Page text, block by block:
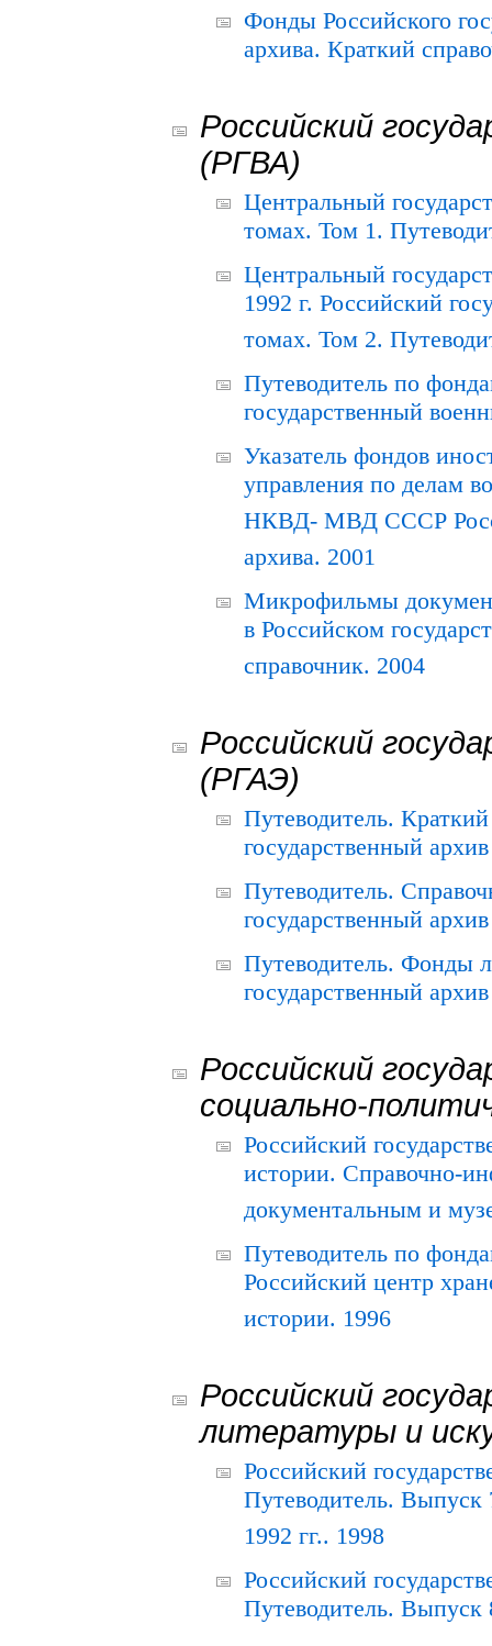
Фонды Российского
архива. Краткий
Российский
(РГВА)
Центральный
томах. Том 1.
Центральный
1992 г. Российский
томах. Том 2.
Путеводитель по
государственный
Указатель фондов
управления по делам
НКВД- МВД СССР
архива. 2001
Микрофильмы
в Российском
справочник. 2004
Российский
(РГАЭ)
Путеводитель.
государственный
Путеводитель.
государственный
Путеводитель. Фонды
государственный
Российский
социально-
Российский
истории. Справочно-
документальным и
Путеводитель по
Российский центр
истории. 1996
Российский
литературы и
Российский
Путеводитель.
1992 гг.. 1998
Российский
Путеводитель. Выпуск